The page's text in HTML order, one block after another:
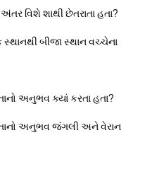
વિશે શાથી છેતરાતા હતા?
બીજા સ્થાન વચ્ચેના
અનુભવ ક્યાં કરતા હતા?
અનુભવ જંગલી અને વેરાન